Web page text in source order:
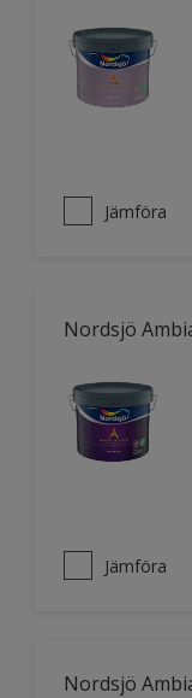
Jämföra
Nordsjö
Jämföra
Nordsjö